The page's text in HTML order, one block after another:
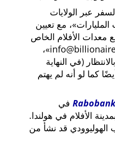
عبر الولايات
، مع تعيين
معدات الأفلام الخاص
،
(في النهاية
كما لو أنه لم يهتم
Rabobank في
الأفلام في هولندا.
قد نشأ من